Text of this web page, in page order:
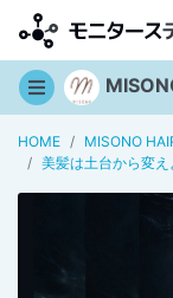
HOME
MISONO
美髪は土台から変